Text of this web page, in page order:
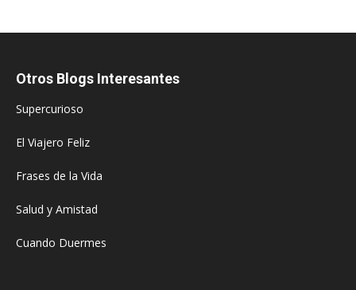
Otros Blogs Interesantes
Supercurioso
El Viajero Feliz
Frases de la Vida
Salud y Amistad
Cuando Duermes